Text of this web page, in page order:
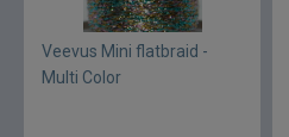
Veevus Mini flatbraid -
Multi Color